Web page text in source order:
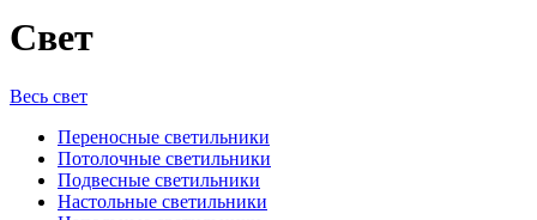
Свет
Весь свет
Переносные светильники
Потолочные светильники
Подвесные светильники
Настольные светильники